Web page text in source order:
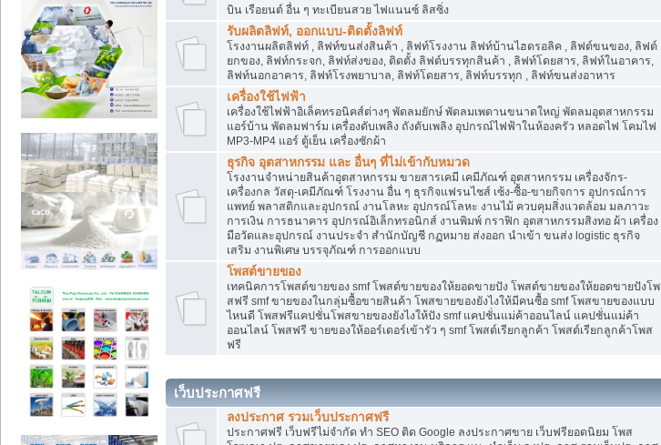
บิน เรือยนต์ อื่น ๆ ทะเบียนสวย ไฟแนนซ์ ลิสซิ่ง
รับผลิตลิฟท์, ออกแบบ-ติดตั้งลิฟท์
โรงงานผลิตลิฟท์ , ลิฟท์ขนส่งสินค้า , ลิฟท์โรงงาน ลิฟท์บ้านไฮดรอลิค , ลิฟต์ขนของ, ลิฟต์
ยกของ, ลิฟท์กระจก, ลิฟท์ส่งของ, ติดตั้ง ลิฟต์บรรทุกสินค้า , ลิฟท์โดยสาร, ลิฟท์ในอาคาร,
ลิฟท์นอกอาคาร, ลิฟท์โรงพยาบาล, ลิฟท์โดยสาร, ลิฟท์บรรทุก , ลิฟท์ขนส่งอาหาร
เครื่องใช้ไฟฟ้า
เครื่องใช้ไฟฟ้าอิเล็คทรอนิคส์ต่างๆ พัดลมยักษ์ พัดลมเพดานขนาดใหญ่ พัดลมอุตสาหกรรม
แอร์บ้าน พัดลมฟาร์ม เครื่องดับเพลิง ถังดับเพลิง อุปกรณ์ไฟฟ้าในห้องครัว หลอดไฟ โคมไฟ
MP3-MP4 แอร์ ตู้เย็น เครื่องซักผ้า
ธุรกิจ อุตสาหกรรม และ อื่นๆ ที่ไม่เข้ากับหมวด
โรงงานจำหน่ายสินค้าอุตสาหกรรม ขายสารเคมี เคมีภัณฑ์ อุตสาหกรรม เครื่องจักร-
เครื่องกล วัสดุ-เคมีภัณฑ์ โรงงาน อื่น ๆ ธุรกิจแฟรนไชส์ เซ้ง-ซื้อ-ขายกิจการ อุปกรณ์การ
แพทย์ พลาสติกและอุปกรณ์ งานโลหะ อุปกรณ์โลหะ งานไม้ ควบคุมสิ่งแวดล้อม มลภาวะ
การเงิน การธนาคาร อุปกรณ์อิเล็กทรอนิกส์ งานพิมพ์ กราฟิก อุตสาหกรรมสิงทอ ผ้า เครื่อง
มือวัดและอุปกรณ์ งานประจำ สำนักบัญชี กฏหมาย ส่งออก นำเข้า ขนส่ง logistic ธุรกิจ
เสริม งานพิเศษ บรรจุภัณฑ์ การออกแบบ
โพสต์ขายของ
เทคนิคการโพสต์ขายของ smf โพสต์ขายของให้ยอดขายปัง โพสต์ขายของให้ยอดขายปังโพ
สฟรี smf ขายของในกลุ่มซื้อขายสินค้า โพสขายของยังไงให้มีคนซื้อ smf โพสขายของแบบ
ไหนดี โพสฟรีแคปชั่นโพสขายของยังไงให้ปัง smf แคปชั่นแม่ค้าออนไลน์ แคปชั่นแม่ค้า
ออนไลน์ โพสฟรี ขายของให้ออร์เดอร์เข้ารัว ๆ smf โพสต์เรียกลูกค้า โพสต์เรียกลูกค้าโพส
ฟรี
เว็บประกาศฟรี
ลงประกาศ รวมเว็บประกาศฟรี
ประกาศฟรี เว็บฟรีไม่จำกัด ทำ SEO ติด Google ลงประกาศขาย เว็บฟรียอดนิยม โพส